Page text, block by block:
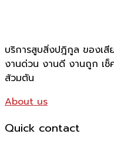
บริการสูบสิ่งปฎิกูล ของเ
งานด่วน งานดี งานถูก เ
ส้วมตัน
About us
Quick contact